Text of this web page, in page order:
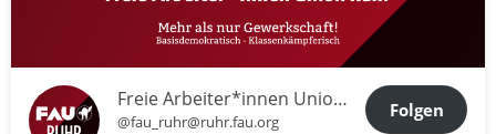
Freie Arbeiter*innen Union Ruhr
@fau_ruhr@ruhr.fau.org
Folgen